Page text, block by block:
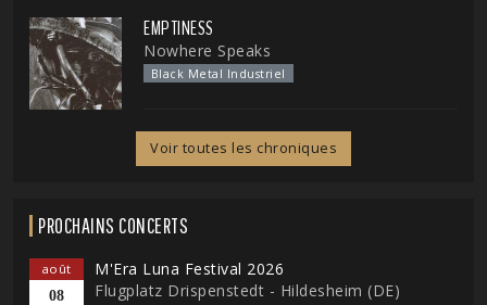
EMPTINESS
Nowhere Speaks
Black Metal Industriel
Voir toutes les chroniques
PROCHAINS CONCERTS
août
08
M'Era Luna Festival 2026
Flugplatz Drispenstedt - Hildesheim (DE)